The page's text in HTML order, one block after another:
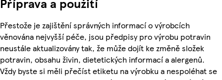
Přestože je zajištění správných informací o výrobcích
věnována nejvyšší péče, jsou předpisy pro výrobu potravin
neustále aktualizovány tak, že může dojít ke změně složek
potravin, obsahu živin, dietetických informací a alergenů.
Vždy byste si měli přečíst etiketu na výrobku a nespoléhat se